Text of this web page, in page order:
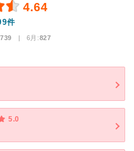
4.64
件
739 | 6月:827
5.0